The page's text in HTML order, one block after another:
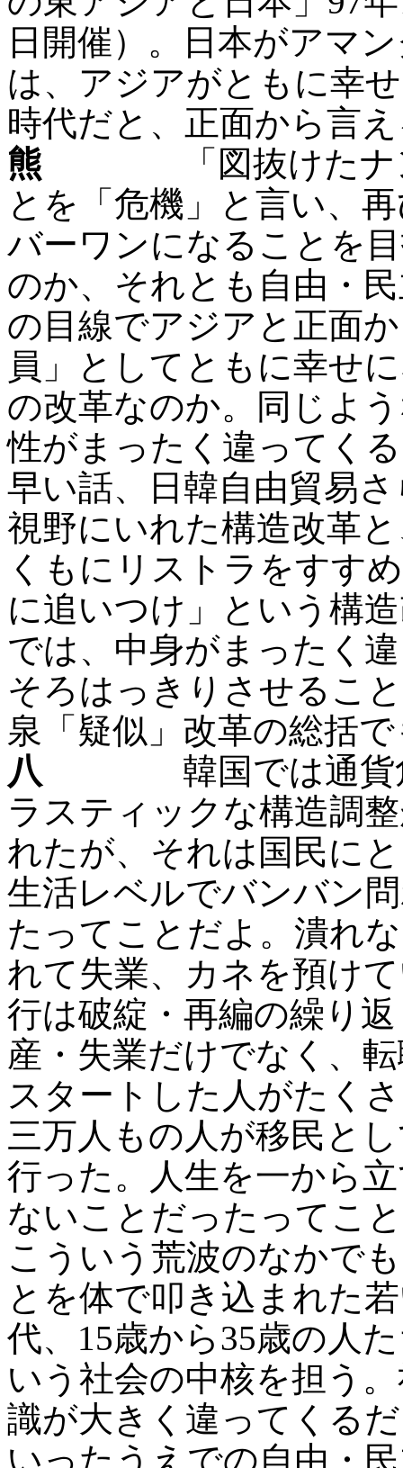
日開催）。日本がアマ
は、アジアがともに幸
時代だと、正面から言
熊 「図抜けたナン
とを「危機」と言い、
バーワンになることを
のか、それとも自由・
の目線でアジアと正面
員」としてともに幸せ
の改革なのか。同じよ
性がまったく違ってく
早い話、日韓自由貿易
視野にいれた構造改革
くもにリストラをすす
に追いつけ」という構
では、中身がまったく
そろはっきりさせるこ
泉「疑似」改革の総括
八 韓国では通貨危
ラスティックな構造調
れたが、それは国民に
生活レベルでバンバン
たってことだよ。潰れ
れて失業、カネを預け
行は破綻・再編の繰り
産・失業だけでなく、
スタートした人がたく
三万人もの人が移民と
行った。人生を一から
ないことだったってこ
こういう荒波のなかで
とを体で叩き込まれた
代、15歳から35歳の人
いう社会の中核を担う
識が大きく違ってくる
いったうえでの自由・